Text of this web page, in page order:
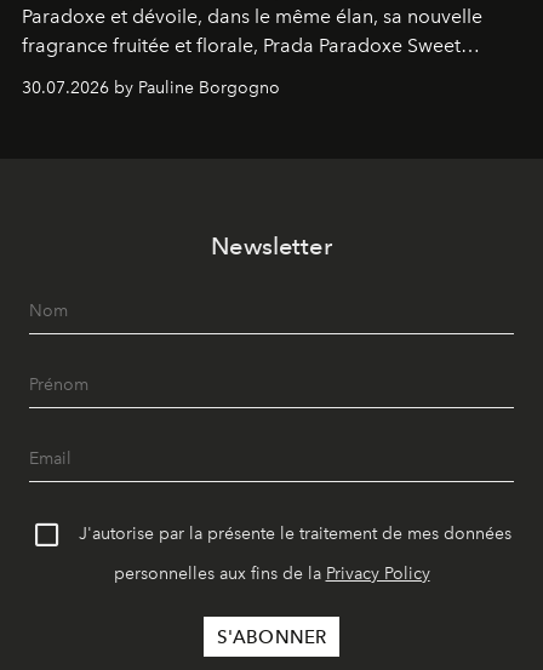
Paradoxe et dévoile, dans le même élan, sa nouvelle
fragrance fruitée et florale, Prada Paradoxe Sweet
Chemistry Eau de Parfum.
30.07.2026 by Pauline Borgogno
Newsletter
J'autorise par la présente le traitement de mes données
personnelles aux fins de la Privacy Policy